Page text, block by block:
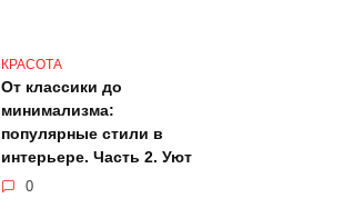
КРАСОТА
От классики до
минимализма:
популярные стили в
интерьере. Часть 2. Уют
0